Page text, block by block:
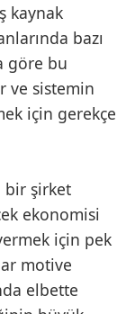
kaynak
bazı
göre bu
ve sistemin
için gerekçe
bir şirket
ekonomisi
için pek
motive
elbette